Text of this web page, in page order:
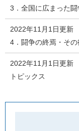
3．全国に広まった闘
2022年11月1日更新
4．闘争の終焉・その
2022年11月1日更新
トピックス